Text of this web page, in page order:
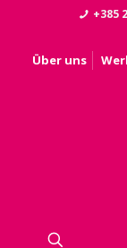
+385
Über uns